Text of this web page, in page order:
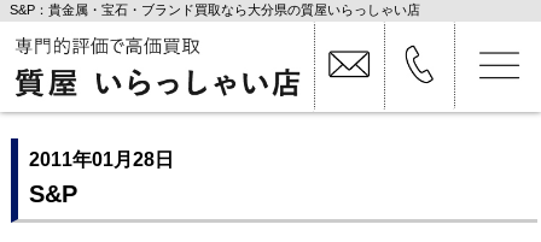
S&P：貴金属・宝石・ブランド買取なら大分県の質屋いらっしゃい店
2011年01月28日
S&P